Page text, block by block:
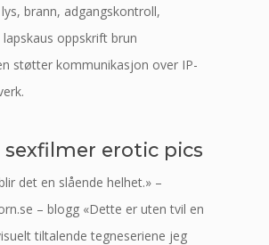
brann, adgangskontroll,
oppskrift brun
støtter kommunikasjon over IP-
sexfilmer erotic pics
det en slående helhet.» –
– blogg «Dette er uten tvil en
tiltalende tegneseriene jeg